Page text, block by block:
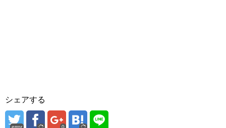
シェアする